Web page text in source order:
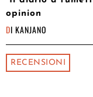
opinion
DI KANJANO
RECENSIONI